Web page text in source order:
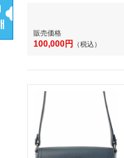
販売価格
100,000円 （税込）